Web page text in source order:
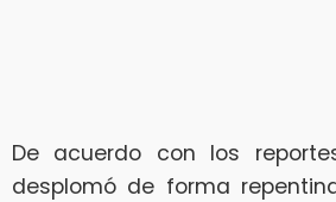
De acuerdo con los
desplomó de forma